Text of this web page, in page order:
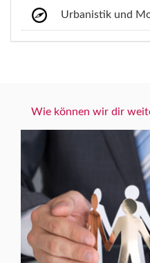
Urbanistik und
Wie können wir dir